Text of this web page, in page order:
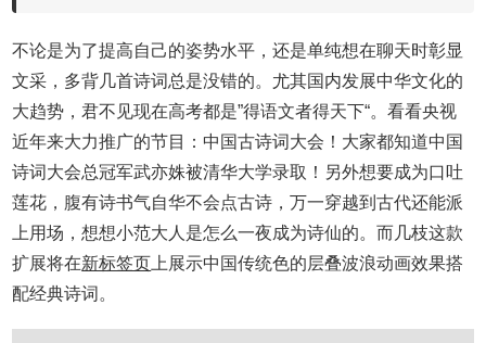
不论是为了提高自己的姿势水平，还是单纯想在聊天时彰显
文采，多背几首诗词总是没错的。尤其国内发展中华文化的
大趋势，君不见现在高考都是”得语文者得天下“。看看央视
近年来大力推广的节目：中国古诗词大会！大家都知道中国
诗词大会总冠军武亦姝被清华大学录取！另外想要成为口吐
莲花，腹有诗书气自华不会点古诗，万一穿越到古代还能派
上用场，想想小范大人是怎么一夜成为诗仙的。而几枝这款
扩展将在新标签页 上展示中国传统色的层叠波浪动画效果搭
配经典诗词。